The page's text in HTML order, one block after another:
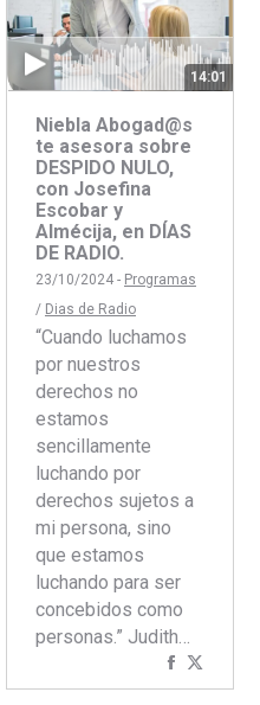
14:01
Niebla Abogad@s
te asesora sobre
DESPIDO NULO,
con Josefina
Escobar y
Almécija, en DÍAS
DE RADIO.
23/10/2024 - Programas
/ Dias de Radio
“Cuando luchamos
por nuestros
derechos no
estamos
sencillamente
luchando por
derechos sujetos a
mi persona, sino
que estamos
luchando para ser
concebidos como
personas.” Judith…
Compartir
concon